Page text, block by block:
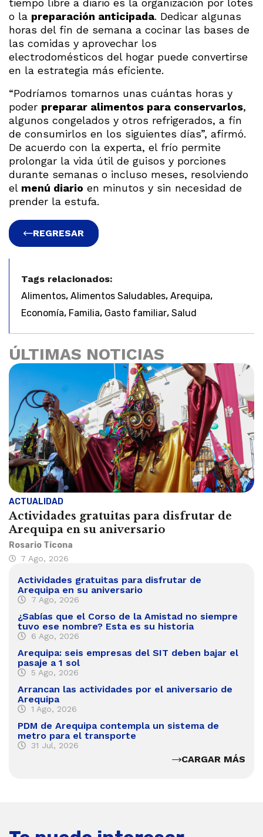
tiempo libre a diario es la organización por lotes
o la preparación anticipada. Dedicar algunas
horas del fin de semana a cocinar las bases de
las comidas y aprovechar los
electrodomésticos del hogar puede convertirse
en la estrategia más eficiente.
“Podríamos tomarnos unas cuántas horas y
poder preparar alimentos para conservarlos,
algunos congelados y otros refrigerados, a fin
de consumirlos en los siguientes días”, afirmó.
De acuerdo con la experta, el frío permite
prolongar la vida útil de guisos y porciones
durante semanas o incluso meses, resolviendo
el menú diario en minutos y sin necesidad de
prender la estufa.
REGRESAR
Tags relacionados:
Alimentos, Alimentos Saludables, Arequipa,
Economía, Familia, Gasto familiar, Salud
ÚLTIMAS NOTICIAS
ACTUALIDAD
Actividades gratuitas para disfrutar de
Arequipa en su aniversario
Rosario Ticona
7 Ago, 2026
Actividades gratuitas para disfrutar de
Arequipa en su aniversario
7 Ago, 2026
¿Sabías que el Corso de la Amistad no siempre
tuvo ese nombre? Esta es su historia
6 Ago, 2026
Arequipa: seis empresas del SIT deben bajar el
pasaje a 1 sol
5 Ago, 2026
Arrancan las actividades por el aniversario de
Arequipa
1 Ago, 2026
PDM de Arequipa contempla un sistema de
metro para el transporte
31 Jul, 2026
CARGAR MÁS